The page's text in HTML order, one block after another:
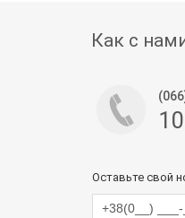
Как с
Оставьте свой